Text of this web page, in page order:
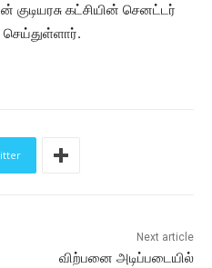
கட்சியின் செனட்டர்
Next article
விற்பனை அடிப்படையில்